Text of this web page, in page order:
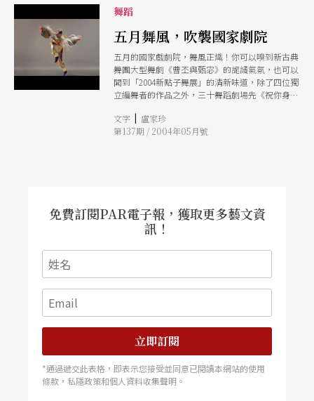
對身體動作的探索，由圓、直線、曲線到立體空間
和結構，發展出《主題與變奏》系列作品。 十年
後，劉紹爐暫停舞團運作赴美進修，找到了「氣、
身、心合一」的身體律動理念，開啟另一個創作方
向，風格轉變可以從《念天地之悠悠》看出端倪，
並陸續推出《鏈》、《浪上飄》、《現象》等作
品；同時，劉紹爐也發現了嬰兒油這個新媒材，展
開了「嬰兒油上的現代舞」系列舞蹈創作，讓光環
紹爐持續「氣、身、心合一」的創作路線，以身體
自有的聲音作為伴奏，劉紹爐笑道，這看起來好像
牙舞坊將推出國內首齣將佛朗明哥舞蹈與劇場結合
的多媒體舞劇《台北地圖之尋找潘金蓮》，故事發
生在現代的台北，武松、武大郎和西門慶這三個男
婦卡門產生聯想，而卡門與潘金蓮最大的不同是，
卡門沒有受
舞蹈
五月舞風，吹襲國家劇院
五月的國家戲劇院，舞風正熾！你可以嗅到新古典
舞團大型舞劇《曹丕與甄宓》的詭譎氣氛，也可以
聞到「2004新點子舞展」的清新味道，除了四位獨
立編舞者的作品之外，三十舞蹈劇場先《祝你身體
玲》！
文字 | 盧家珍
第137期 / 2004年05月號
免費訂閱PAR電子報，獲取更多藝文資
訊！
立即訂閱
*通過遞交此表格，即表示您接受並同意已閱讀本網站的使用
條款，私隱政策和個人資料收集聲明。